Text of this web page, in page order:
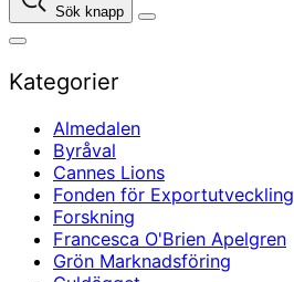
Sök knapp
Kategorier
Almedalen
Byråval
Cannes Lions
Fonden för Exportutveckling
Forskning
Francesca O'Brien Apelgren
Grön Marknadsföring